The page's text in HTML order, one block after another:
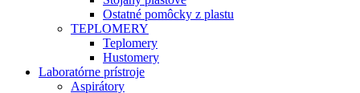
Ostatné pomôcky z plastu
TEPLOMERY
Teplomery
Hustomery
Laboratórne prístroje
Aspirátory